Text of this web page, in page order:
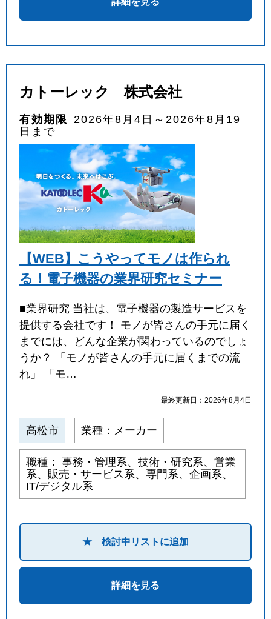
カトーレック 株式会社
有効期限 2026年8月4日～2026年8月19
日まで
【WEB】こうやってモノは作られ
る！電子機器の業界研究セミナー
■業界研究 当社は、電子機器の製造サービスを
提供する会社です！ モノが皆さんの手元に届く
までには、どんな企業が関わっているのでしょ
うか？ 「モノが皆さんの手元に届くまでの流
れ」 「モ…
最終更新日：2026年8月4日
高松市 業種：メーカー
職種： 事務・管理系、技術・研究系、営業
系、販売・サービス系、専門系、企画系、
IT/デジタル系
★ 検討中リストに追加
詳細を見る